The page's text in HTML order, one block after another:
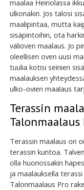
maalaa Heinolassa
ulkonakin. Jos talosi
maalipintaa, mutta
sisäpintoihin, ota
välioven maalaus. Jo
oleellisen oven uusi
tuulia kotisi seinien
maalauksen
ulko-ovien maalaus
Terassin
Talonmaalaus
Terassin maalaus on
terassin kuntoa.
olla huonossakin
ja maalauksella
Talonmaalaus Pro